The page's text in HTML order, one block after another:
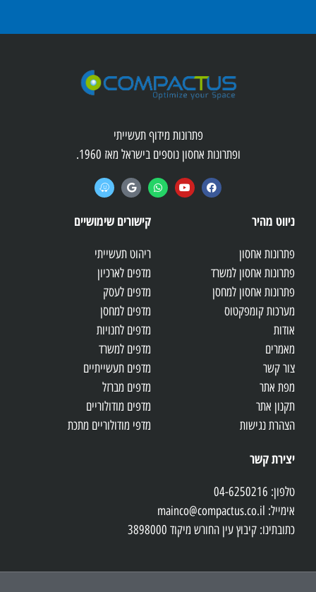
פתרונות מידוף תעשייתי
ופתרונות אחסון נוספים בישראל מאז 1960.
ניווט מהיר
פתרונות אחסון
פתרונות אחסון למשרד
פתרונות אחסון למחסן
מערכות קומפקטוס
אודות
מאמרים
צור קשר
מפת אתר
תקנון אתר
הצהרת נגישות
קישורים שימושיים
ריהוט תעשייתי
מדפים לארכיון
מדפים לעסק
מדפים למחסן
מדפים לחנויות
מדפים למשרד
מדפים תעשייתיים
מדפים מברזל
מדפים מודולוריים
מדפי מודולוריים מתכת
יצירת קשר
טלפון: 04-6250216
אימייל: mainco@compactus.co.il
כתובתינו: קיבוץ עין החורש מיקוד 3898000